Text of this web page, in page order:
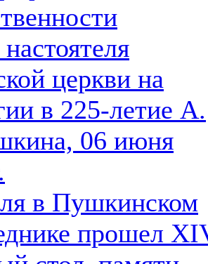
церкви на
в 225-летие А.
06 июня
в Пушкинском
прошел